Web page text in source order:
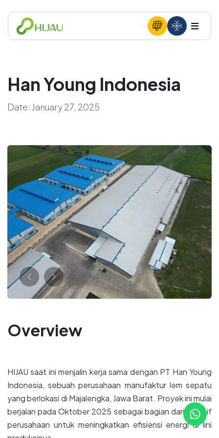
Han Young Indonesia
Date: January 27, 2025
PreviousNext
Overview
HIJAU saat ini menjalin kerja sama dengan PT Han Young
Indonesia, sebuah perusahaan manufaktur lem sepatu
yang berlokasi di Majalengka, Jawa Barat. Proyek ini mulai
berjalan pada Oktober 2025 sebagai bagian dari inisiatif
perusahaan untuk meningkatkan efisiensi energi di lini